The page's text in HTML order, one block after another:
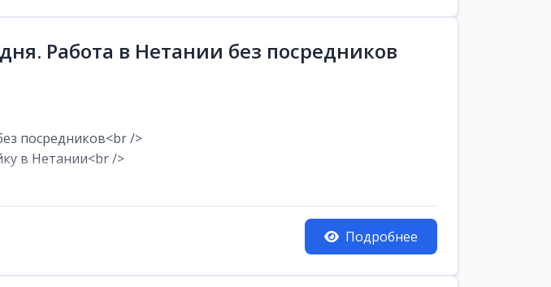
Работа в Нетании без посредников
посредников<br />
в Нетании<br />
Подробнее